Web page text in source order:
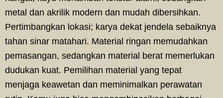
metal dan akrilik modern dan mudah dibersihkan.
Pertimbangkan lokasi; karya dekat jendela sebaiknya
tahan sinar matahari. Material ringan memudahkan
pemasangan, sedangkan material berat memerlukan
dudukan kuat. Pemilihan material yang tepat
menjaga keawetan dan meminimalkan perawatan